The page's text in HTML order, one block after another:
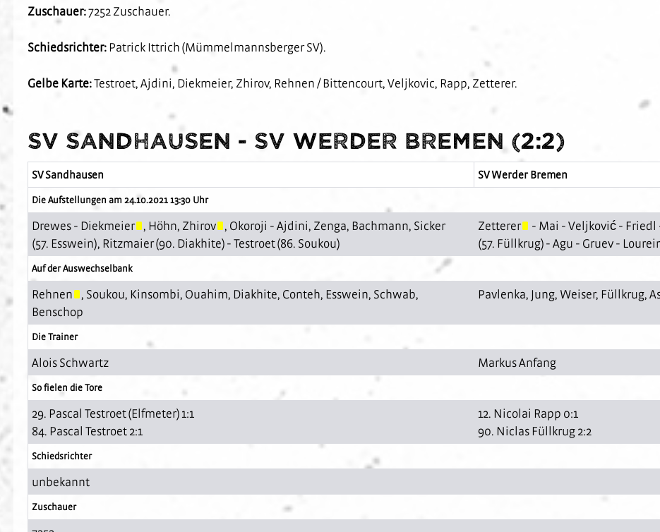
Zuschauer:7252 Zuschauer.
Schiedsrichter:Patrick Ittrich (Mümmelmannsberger SV).
Gelbe Karte:Testroet, Ajdini, Diekmeier, Zhirov, Rehnen / Bittencourt, Veljkovic, Rapp, Zetterer.
SV Sandhausen - SV Werder Bremen (2:2)
SV Sandhausen SV Werder Bremen
Die Aufstellungen am 24.10.2021 13:30 Uhr
Drewes- Diekmeier , Höhn, Zhirov , Okoroji -Ajdini, Zenga, Bachmann, Sicker
(57. Esswein), Ritzmaier(90. Diakhite) -Testroet(86. Soukou)
Zetterer - Mai -Veljković- Friedl
(57. Füllkrug) -Agu - Gruev-
Auf der Auswechselbank
Rehnen , Soukou, Kinsombi, Ouahim, Diakhite, Conteh, Esswein, Schwab,
Benschop
Pavlenka, Jung, Weiser, Füllkrug,
Die Trainer
Alois Schwartz Markus Anfang
So fielen die Tore
29. Pascal Testroet (Elfmeter) 1:1
84. Pascal Testroet 2:1
12. Nicolai Rapp 0:1
90. Niclas Füllkrug 2:2
Schiedsrichter
unbekannt
Zuschauer